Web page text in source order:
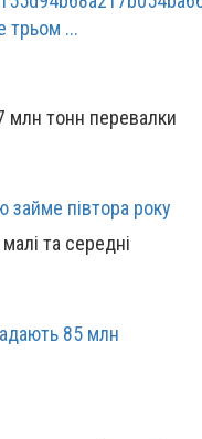
трьом ...
півтора року
85 млн